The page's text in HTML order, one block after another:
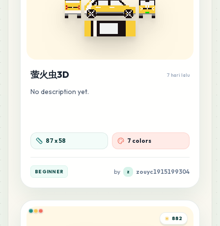
萤火虫3D 7 hari lalu
No description yet.
87 x58 7 colors
BEGINNER by z zouyc1915199304
882